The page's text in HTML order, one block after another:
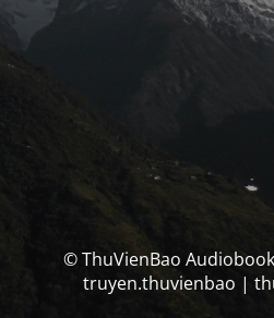
© ThuVienBao
truyen.thuvienbao |